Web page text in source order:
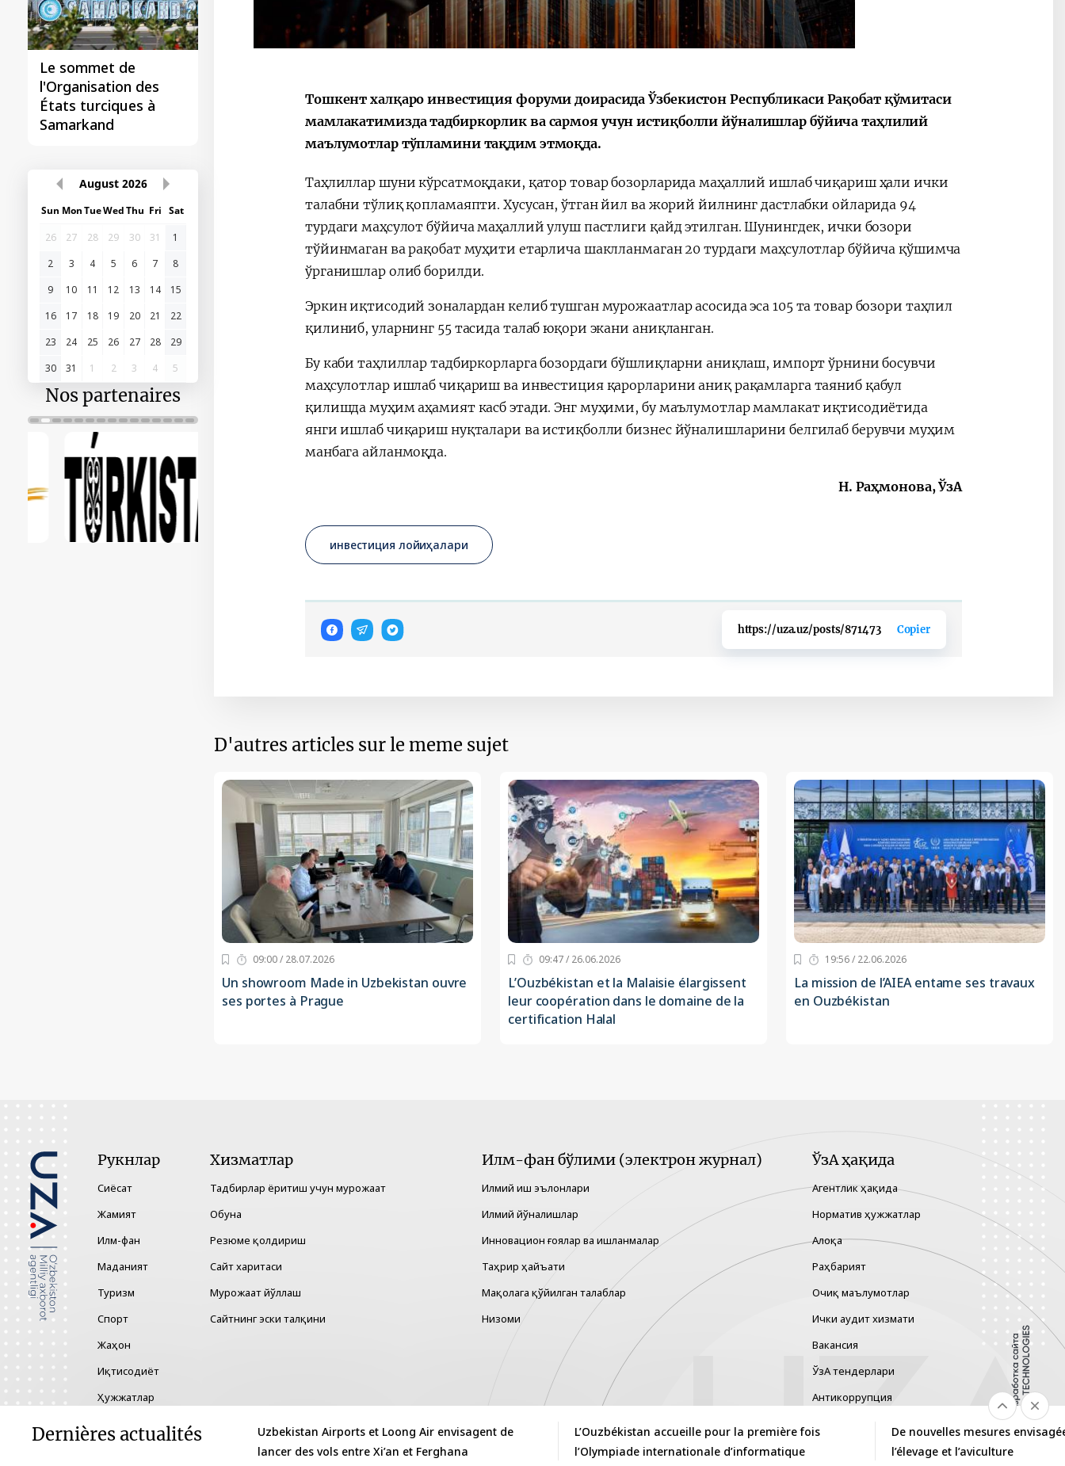
Le sommet de
l'Organisation des
États turciques à
Samarkand
August 2026
Sun MonTueWedThu Fri Sat
26
27 28 29 30 31
1
2
3 4 5 6 7
8
9
10 11 12 13 14
15
16
17 18 19 20 21
22
23
24 25 26 27 28
29
30
31 1 2 3 4 5
Nos partenaires
Тошкент халқаро инвестиция форуми доирасида Ўзбекистон Республикаси Рақобат қўмитаси
мамлакатимизда тадбиркорлик ва сармоя учун истиқболли йўналишлар бўйича таҳлилий
маълумотлар тўпламини тақдим этмоқда.
Таҳлиллар шуни кўрсатмоқдаки, қатор товар бозорларида маҳаллий ишлаб чиқариш ҳали ички
талабни тўлиқ қопламаяпти. Хусусан, ўтган йил ва жорий йилнинг дастлабки ойларида 94
турдаги маҳсулот бўйича маҳаллий улуш пастлиги қайд этилган. Шунингдек, ички бозори
тўйинмаган ва рақобат муҳити етарлича шаклланмаган 20 турдаги маҳсулотлар бўйича қўшимча
ўрганишлар олиб борилди.
Эркин иқтисодий зоналардан келиб тушган мурожаатлар асосида эса 105 та товар бозори таҳлил
қилиниб, уларнинг 55 тасида талаб юқори экани аниқланган.
Бу каби таҳлиллар тадбиркорларга бозордаги бўшлиқларни аниқлаш, импорт ўрнини босувчи
маҳсулотлар ишлаб чиқариш ва инвестиция қарорларини аниқ рақамларга таяниб қабул
қилишда муҳим аҳамият касб этади. Энг муҳими, бу маълумотлар мамлакат иқтисодиётида
янги ишлаб чиқариш нуқталари ва истиқболли бизнес йўналишларини белгилаб берувчи муҳим
манбага айланмоқда.
Н. Раҳмонова, ЎзА
инвестиция лойиҳалари
https://uza.uz/posts/871473 Copier
D'autres articles sur le meme sujet
09:00 / 28.07.2026
Un showroom Made in Uzbekistan ouvre
ses portes à Prague
09:47 / 26.06.2026
L’Ouzbékistan et la Malaisie élargissent
leur coopération dans le domaine de la
certification Halal
19:56 / 22.06.2026
La mission de l’AIEA entame ses travaux
en Ouzbékistan
Dernières actualités
Uzbekistan Airports et Loong Air envisagent de
lancer des vols entre Xi’an et Ferghana
L’Ouzbékistan accueille pour la première fois
l’Olympiade internationale d’informatique
De nouvelles mesures
l’élevage et l’aviculture
Рукнлар
Сиёсат
Жамият
Илм-фан
Маданият
Туризм
Спорт
Жаҳон
Иқтисодиёт
Ҳужжатлар
Хизматлар
Тадбирлар ёритиш учун мурожаат
Обуна
Резюме қолдириш
Сайт харитаси
Мурожаат йўллаш
Сайтнинг эски талқини
Илм-фан бўлими (электрон журнал)
Илмий иш эълонлари
Илмий йўналишлар
Инновацион ғоялар ва ишланмалар
Таҳрир ҳайъати
Мақолага қўйилган талаблар
Низоми
ЎзА ҳақида
Агентлик ҳақида
Норматив ҳужжатлар
Алоқа
Раҳбарият
Очиқ маълумотлар
Ички аудит хизмати
Вакансия
ЎзА тендерлари
Антикоррупция
Гендер тенглик
Хавфларни бошқариш